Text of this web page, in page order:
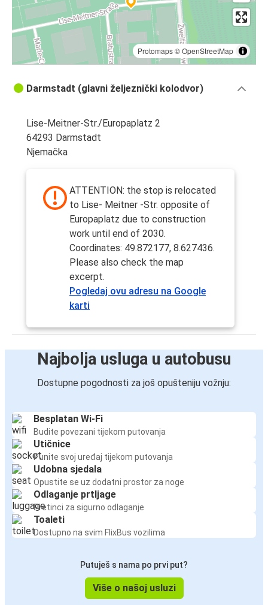
Protomaps©OpenStreetMap
Darmstadt (glavni željeznički kolodvor)
Lise-Meitner-Str./Europaplatz 2
64293 Darmstadt
Njemačka
ATTENTION: the stop is relocated
to Lise- Meitner -Str. opposite of
Europaplatz due to construction
work until end of 2030.
Coordinates: 49.872177, 8.627436.
Please also check the map
excerpt.
Pogledaj ovu adresu na Google
karti
Najbolja usluga u autobusu
Dostupne pogodnosti za još opušteniju vožnju:
Besplatan Wi-Fi
Budite povezani tijekom putovanja
Utičnice
Punite svoj uređaj tijekom putovanja
Udobna sjedala
Opustite se uz dodatni prostor za noge
Odlaganje prtljage
Pretinci za sigurno odlaganje
Toaleti
Dostupno na svim FlixBus vozilima
Putuješ s nama po prvi put?
Više o našoj usluzi